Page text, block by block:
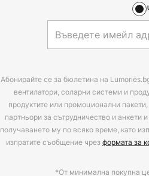
Абонирайте се за бюлетина на
вентилатори, соларни системи и
продуктите или промоционални
партньори за сътрудничество и
получаването му по всяко време, като
изпратите съобщение чрезформата за
*От минимална покупна